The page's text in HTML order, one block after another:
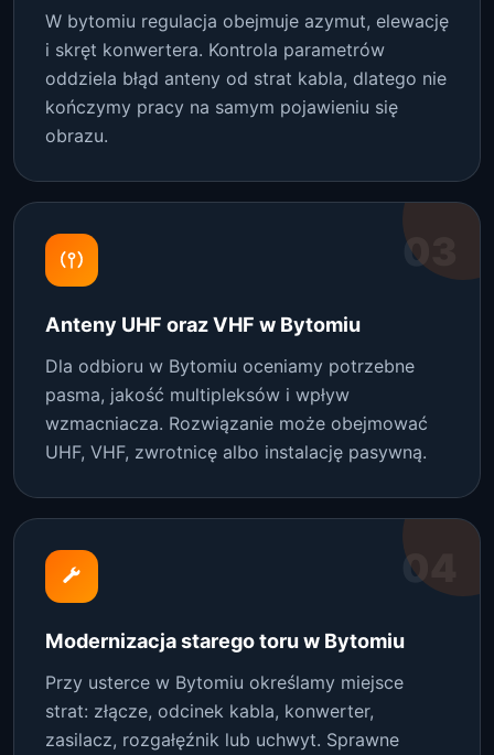
W bytomiu regulacja obejmuje azymut, elewację
i skręt konwertera. Kontrola parametrów
oddziela błąd anteny od strat kabla, dlatego nie
kończymy pracy na samym pojawieniu się
obrazu.
03
Anteny UHF oraz VHF w Bytomiu
Dla odbioru w Bytomiu oceniamy potrzebne
pasma, jakość multipleksów i wpływ
wzmacniacza. Rozwiązanie może obejmować
UHF, VHF, zwrotnicę albo instalację pasywną.
04
Modernizacja starego toru w Bytomiu
Przy usterce w Bytomiu określamy miejsce
strat: złącze, odcinek kabla, konwerter,
zasilacz, rozgałęźnik lub uchwyt. Sprawne